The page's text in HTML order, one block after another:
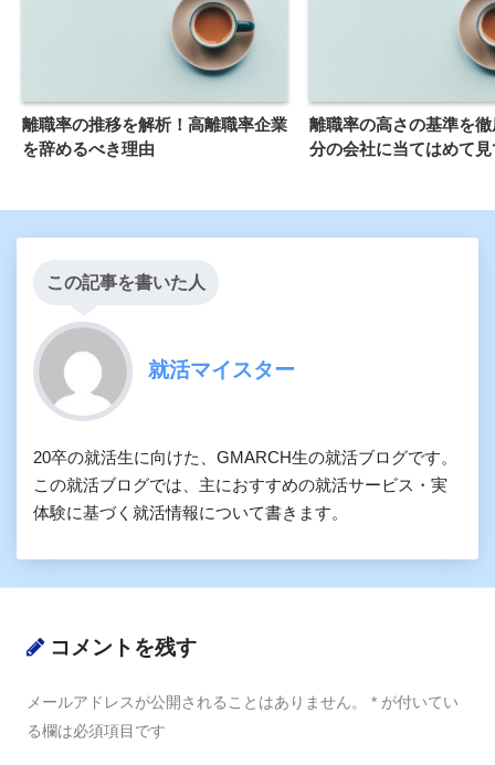
離職率の推移を解析！高離職率企業
を辞めるべき理由
離職率の高さの基準を
分の会社に当てはめて見
この記事を書いた人
就活マイスター
20卒の就活生に向けた、GMARCH生の就活ブログです。
この就活ブログでは、主におすすめの就活サービス・実
体験に基づく就活情報について書きます。
コメントを残す
メールアドレスが公開されることはありません。 * が付いてい
る欄は必須項目です